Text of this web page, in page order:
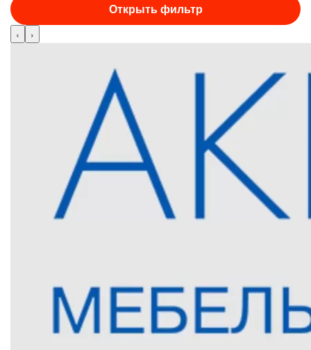
Открыть фильтр
‹ ›